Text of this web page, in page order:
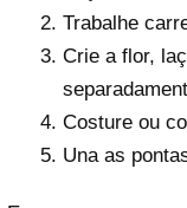
Trabalhe
Crie a flor,
Costure ou
Una as